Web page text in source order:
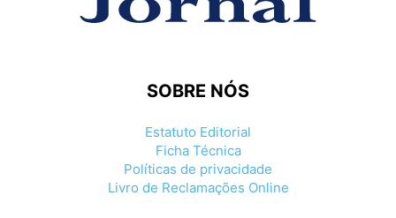
SOBRE NÓS
Estatuto Editorial
Ficha Técnica
Políticas de privacidade
Livro de Reclamações Online